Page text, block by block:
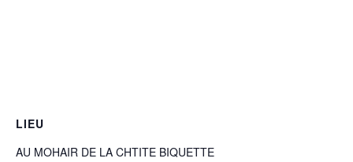
LIEU
AU MOHAIR DE LA CHTITE BIQUETTE